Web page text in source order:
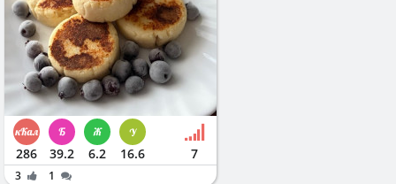
286 39.2 6.2 16.6 7
3
1